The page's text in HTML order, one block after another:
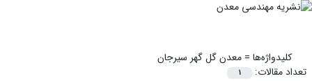
کلیدواژه‌ها =معدن گل گهر سیرجان
تعداد مقالات:
1